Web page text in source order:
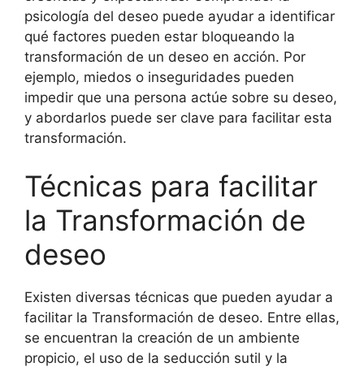
psicología del deseo puede ayudar a identificar
qué factores pueden estar bloqueando la
transformación de un deseo en acción. Por
ejemplo, miedos o inseguridades pueden
impedir que una persona actúe sobre su deseo,
y abordarlos puede ser clave para facilitar esta
transformación.
Técnicas para facilitar
la Transformación de
deseo
Existen diversas técnicas que pueden ayudar a
facilitar la Transformación de deseo. Entre ellas,
se encuentran la creación de un ambiente
propicio, el uso de la seducción sutil y la